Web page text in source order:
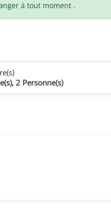
à tout moment .
2 Personne(s)